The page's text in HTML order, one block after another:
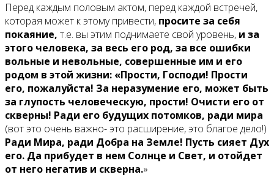
Перед каждым половым актом, перед каждой встречей,
которая может к этому привести, просите за себя
покаяние, т.е. вы этим поднимаете свой уровень, и за
этого человека, за весь его род, за все ошибки
вольные и невольные, совершенные им и его
родом в этой жизни: «Прости, Господи! Прости
его, пожалуйста! За неразумение его, может быть
за глупость человеческую, прости! Очисти его от
скверны! Ради его будущих потомков, ради мира
(вот это очень важно- это расширение, это благое дело!)
Ради Мира, ради Добра на Земле! Пусть сияет Дух
его. Да прибудет в нем Солнце и Свет, и отойдет
от него негатив и скверна.»